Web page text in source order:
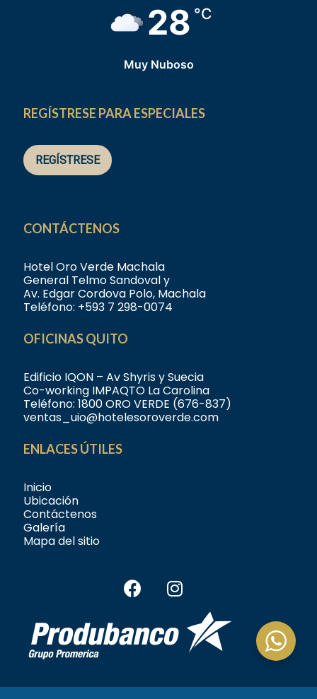
28 °C
Muy Nuboso
REGÍSTRESE PARA ESPECIALES
REGÍSTRESE
CONTÁCTENOS
Hotel Oro Verde Machala
General Telmo Sandoval y
Av. Edgar Cordova Polo, Machala
Teléfono: +593 7 298-0074
OFICINAS QUITO
Edificio IQON – Av Shyris y Suecia
Co-working IMPAQTO La Carolina
Teléfono: 1800 ORO VERDE (676-837)
ventas_uio@hotelesoroverde.com
ENLACES ÚTILES
Inicio
Ubicación
Contáctenos
Galería
Mapa del sitio